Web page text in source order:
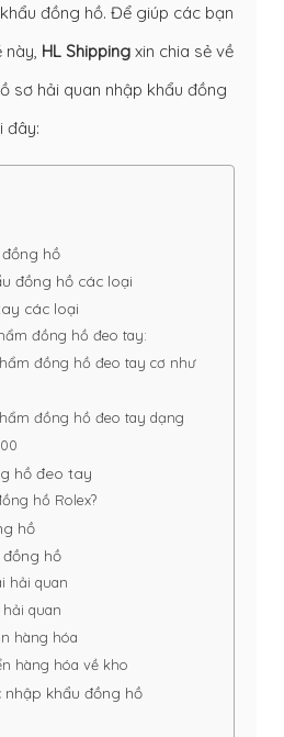
đồng hồ. Để giúp các bạn
này, HL Shipping xin chia sẻ về
sơ hải quan nhập khẩu đồng
đây:
hồ
đồng hồ các loại
các loại
đồng hồ đeo tay:
đồng hồ đeo tay cơ như
đồng hồ đeo tay dạng
hồ đeo tay
hồ Rolex?
hồ
hồ
hải quan
hải quan
hàng hóa
hàng hóa về kho
khẩu đồng hồ